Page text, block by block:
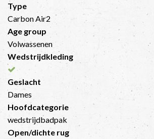
Type
Carbon Air2
Age group
Volwassenen
Wedstrijdkleding
Geslacht
Dames
Hoofdcategorie
wedstrijdbadpak
Open/dichte rug